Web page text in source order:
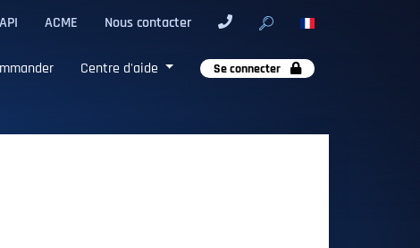
API ACME Nous contacter
Centre d'aide Se connecter